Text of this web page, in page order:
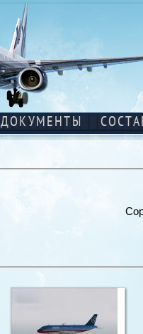
ДОКУМЕНТЫ